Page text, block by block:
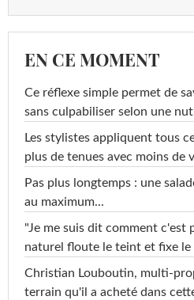
EN CE MOMENT
Ce réflexe simple permet de
sans culpabiliser selon une
Les stylistes appliquent tous
plus de tenues avec moins de
Pas plus longtemps : une
au maximum...
"Je me suis dit comment c'est
naturel floute le teint et fixe le
Christian Louboutin, multi-
terrain qu'il a acheté dans